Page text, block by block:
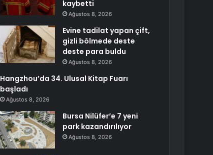
kaybetti
Ağustos 8, 2026
Evine tadilat yapan çift,
gizli bölmede deste
deste para buldu
Ağustos 8, 2026
Hangzhou’da 34. Ulusal Kitap Fuarı
başladı
Ağustos 8, 2026
Bursa Nilüfer’e 7 yeni
park kazandırılıyor
Ağustos 8, 2026